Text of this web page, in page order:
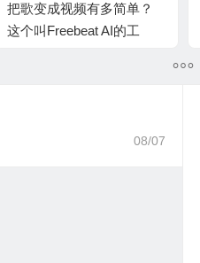
把歌变成视频有多简单？
这个叫Freebeat AI的工
08/07